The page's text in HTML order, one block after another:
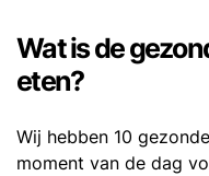
Wat is de
eten?
Wij hebben 10
moment van de dag